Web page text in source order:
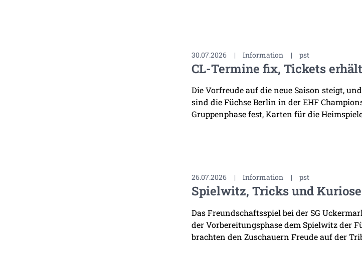
30.07.2026 | Information | pst
CL-Termine fix, Tickets
Die Vorfreude auf die neue Saison steigt,
sind die Füchse Berlin in der EHF
Gruppenphase fest, Karten für die
26.07.2026 | Information | pst
Spielwitz, Tricks und
Das Freundschaftsspiel bei der SG
der Vorbereitungsphase dem Spielwitz der
brachten den Zuschauern Freude auf der